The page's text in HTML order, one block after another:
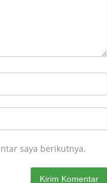
saya berikutnya.